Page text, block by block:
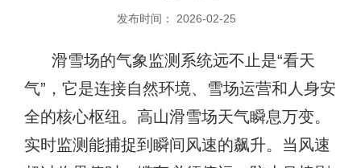
发布时间： 2026-02-25
滑雪场的气象监测系统远不止是“看天
气”，它是连接自然环境、雪场运营和人身安
全的核心枢纽。高山滑雪场天气瞬息万变。
实时监测能捕捉到瞬间风速的飙升。当风速